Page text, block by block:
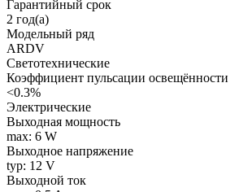
Гарантийный срок
2 год(а)
Модельный ряд
ARDV
Светотехнические
Коэффициент пульсации освещённости
<0.3%
Электрические
Выходная мощность
max: 6 W
Выходное напряжение
typ: 12 V
Выходной ток